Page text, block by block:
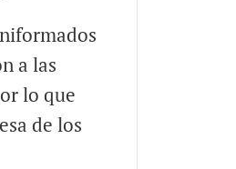
a las
lo que
de los